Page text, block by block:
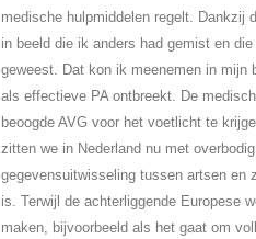
medische hulpmiddelen regelt. Dankzij
in beeld die ik anders had gemist en
geweest. Dat kon ik meenemen in mijn
als effectieve PA ontbreekt. De
beoogde AVG voor het voetlicht te
zitten we in Nederland nu met
gegevensuitwisseling tussen artsen en
is. Terwijl de achterliggende Europese
maken, bijvoorbeeld als het gaat om